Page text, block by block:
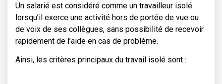
Un salarié est considéré comme un travailleur isolé
lorsqu’il exerce une activité hors de portée de vue ou
de voix de ses collègues, sans possibilité de recevoir
rapidement de l’aide en cas de problème.
Ainsi, les critères principaux du travail isolé sont :